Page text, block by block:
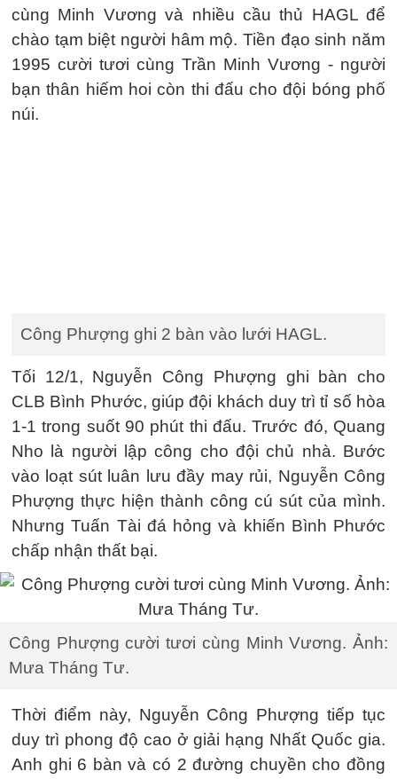
cùng Minh Vương và nhiều cầu thủ HAGL để
chào tạm biệt người hâm mộ. Tiền đạo sinh năm
1995 cười tươi cùng Trần Minh Vương - người
bạn thân hiếm hoi còn thi đấu cho đội bóng phố
núi.
Công Phượng ghi 2 bàn vào lưới HAGL.
Tối 12/1, Nguyễn Công Phượng ghi bàn cho
CLB Bình Phước, giúp đội khách duy trì tỉ số hòa
1-1 trong suốt 90 phút thi đấu. Trước đó, Quang
Nho là người lập công cho đội chủ nhà. Bước
vào loạt sút luân lưu đầy may rủi, Nguyễn Công
Phượng thực hiện thành công cú sút của mình.
Nhưng Tuấn Tài đá hỏng và khiến Bình Phước
chấp nhận thất bại.
Công Phượng cười tươi cùng Minh Vương. Ảnh:
Mưa Tháng Tư.
Thời điểm này, Nguyễn Công Phượng tiếp tục
duy trì phong độ cao ở giải hạng Nhất Quốc gia.
Anh ghi 6 bàn và có 2 đường chuyền cho đồng